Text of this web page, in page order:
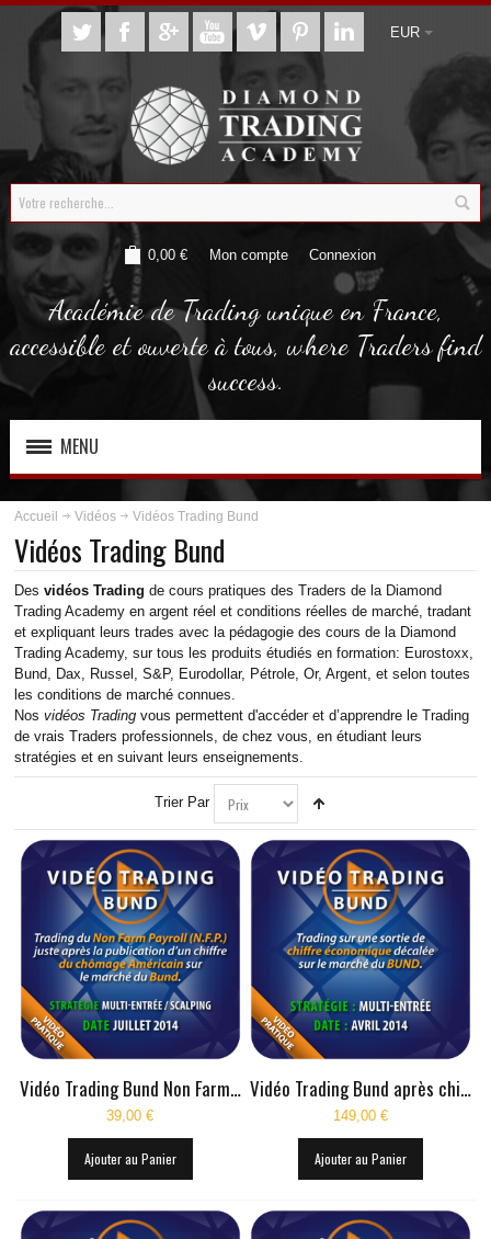
EUR
0,00 € Mon compte Connexion
Académie de Trading unique en France,
accessible et ouverte à tous, where Traders find
success.
MENU
ABOUT US
INSCRIPTION
PLANNING
FORMATIONS
COURS
VIDÉOS
VIDÉOS TRADING PÉTROLE
VIDÉOS TRADING ARGENT
VIDÉOS TRADING BUND
VIDÉOS TRADING DAX
VIDÉOS TRADING RUSSELL
VIDÉOS TRADING S&P
Accueil Vidéos Vidéos Trading Bund
Vidéos Trading Bund
Desvidéos Trading de cours pratiques des Traders de la Diamond
Trading Academy en argent réel et conditions réelles de marché, tradant
et expliquant leurs trades avec la pédagogie des cours de la Diamond
Trading Academy, sur tous les produits étudiés en formation: Eurostoxx,
Bund, Dax, Russel, S&P, Eurodollar, Pétrole, Or, Argent, et selon toutes
les conditions de marché connues.
Nosvidéos Trading vous permettent d'accéder et d’apprendre le Trading
de vrais Traders professionnels, de chez vous, en étudiant leurs
stratégies et en suivant leurs enseignements.
Trier Par
Vidéo Trading Bund Non Farm Payroll Juillet 2014
39,00 €
Ajouter au Panier
Vidéo Trading Bund après chiffre économique
149,00 €
Ajouter au Panier